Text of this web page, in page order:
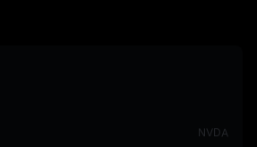
NVDA